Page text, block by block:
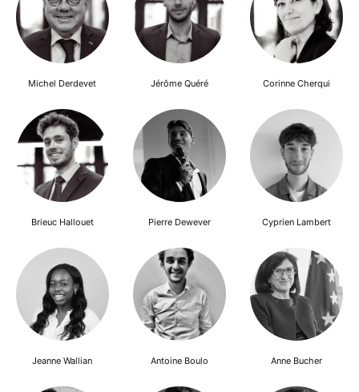
Michel Derdevet Jérôme Quéré Corinne Cherqui
Brieuc Hallouet Pierre Dewever Cyprien Lambert
Jeanne Wallian Antoine Boulo Anne Bucher